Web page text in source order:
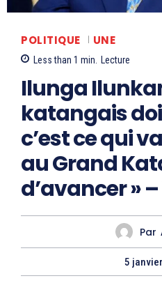
POLITIQUE UNE
Less than 1 min. Lecture
Ilunga
katangais
c’est ce qui
au Grand
d’avancer »
Par
5